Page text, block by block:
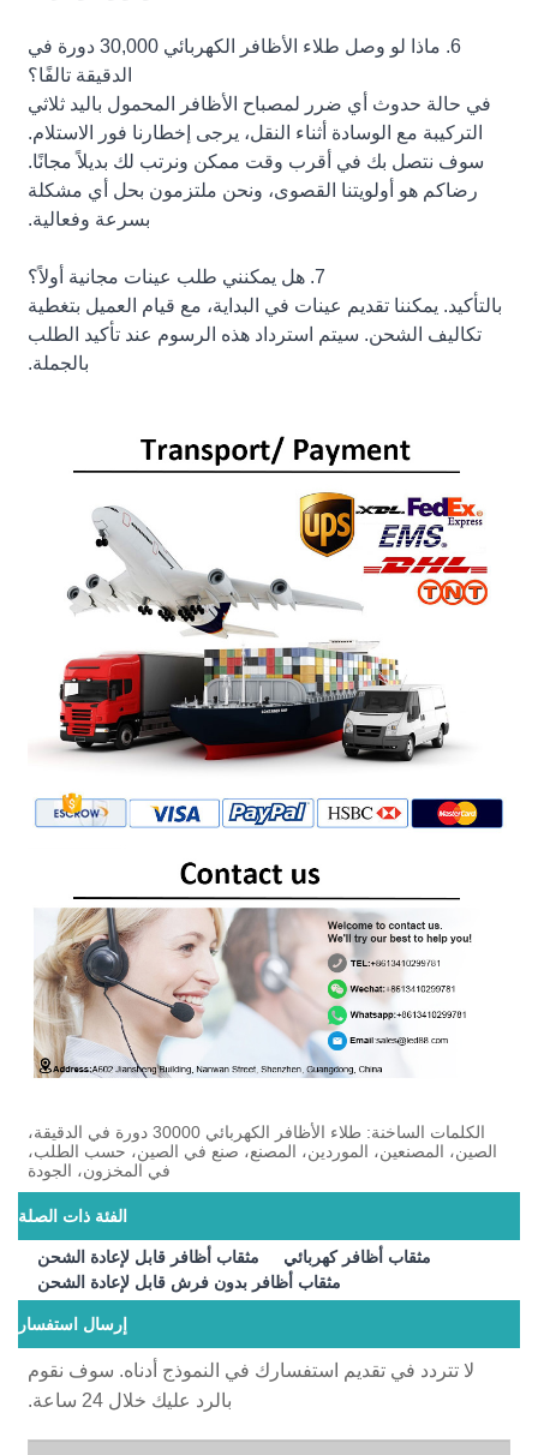
6. ماذا لو وصل طلاء الأظافر الكهربائي 30,000 دورة في
الدقيقة تالفًا؟
في حالة حدوث أي ضرر لمصباح الأظافر المحمول باليد ثلاثي
التركيبة مع الوسادة أثناء النقل، يرجى إخطارنا فور الاستلام.
سوف نتصل بك في أقرب وقت ممكن ونرتب لك بديلاً مجانًا.
رضاكم هو أولويتنا القصوى، ونحن ملتزمون بحل أي مشكلة
بسرعة وفعالية.
7. هل يمكنني طلب عينات مجانية أولاً؟
بالتأكيد. يمكننا تقديم عينات في البداية، مع قيام العميل بتغطية
تكاليف الشحن. سيتم استرداد هذه الرسوم عند تأكيد الطلب
بالجملة.
الكلمات الساخنة: طلاء الأظافر الكهربائي 30000 دورة في الدقيقة،
الصين، المصنعين، الموردين، المصنع، صنع في الصين، حسب الطلب،
في المخزون، الجودة
الفئة ذات الصلة
مثقاب أظافر قابل لإعادة الشحن
مثقاب أظافر كهربائي
مثقاب أظافر بدون فرش قابل لإعادة الشحن
إرسال استفسار
لا تتردد في تقديم استفسارك في النموذج أدناه. سوف نقوم
بالرد عليك خلال 24 ساعة.